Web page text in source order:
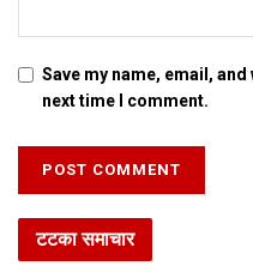
Save my name, email,
next time I comment.
टटका समाचार